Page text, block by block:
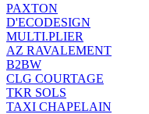
PAXTON
D'ECODESIGN
MULTI.PLIER
AZ RAVALEMENT
B2BW
CLG COURTAGE
TKR SOLS
TAXI CHAPELAIN